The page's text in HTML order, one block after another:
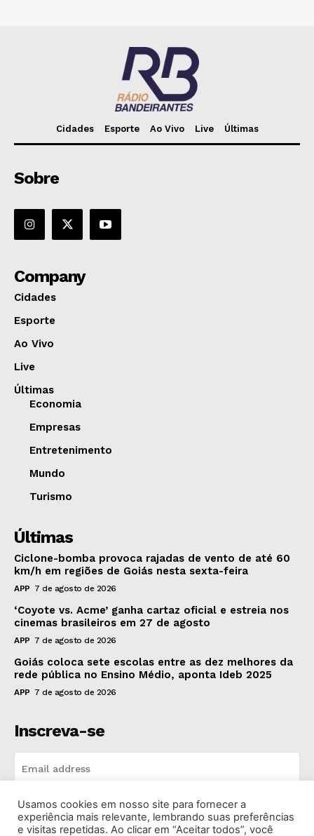
Cidades Esporte Ao Vivo Live Últimas
Sobre
Company
Cidades
Esporte
Ao Vivo
Live
Últimas
Economia
Empresas
Entretenimento
Mundo
Turismo
Últimas
Ciclone-bomba provoca rajadas de vento de até 60
km/h em regiões de Goiás nesta sexta-feira
APP 7 de agosto de 2026
‘Coyote vs. Acme’ ganha cartaz oficial e estreia nos
cinemas brasileiros em 27 de agosto
APP 7 de agosto de 2026
Goiás coloca sete escolas entre as dez melhores da
rede pública no Ensino Médio, aponta Ideb 2025
APP 7 de agosto de 2026
Inscreva-se
INSCREVA-SE
Usamos cookies em nosso site para fornecer a
experiência mais relevante, lembrando suas preferências
e visitas repetidas. Ao clicar em “Aceitar todos”, você